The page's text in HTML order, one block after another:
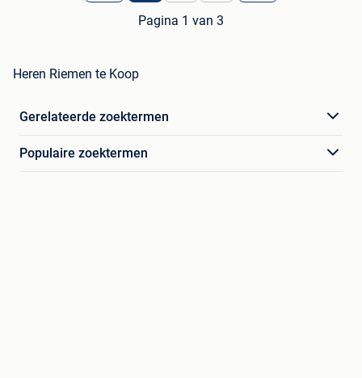
Pagina 1 van 3
Heren Riemen te Koop
Gerelateerde zoektermen
Populaire zoektermen